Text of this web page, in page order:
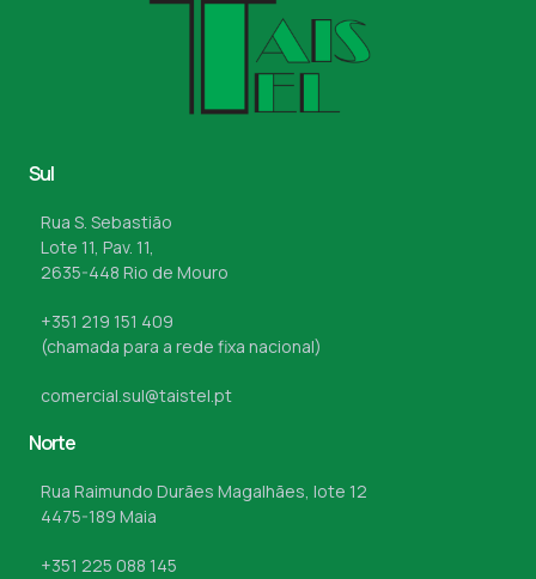
Sul
Rua S. Sebastião
Lote 11, Pav. 11,
2635-448 Rio de Mouro
+351 219 151 409
(chamada para a rede fixa nacional)
comercial.sul@taistel.pt
Norte
Rua Raimundo Durães Magalhães, lote 12
4475-189 Maia
+351 225 088 145